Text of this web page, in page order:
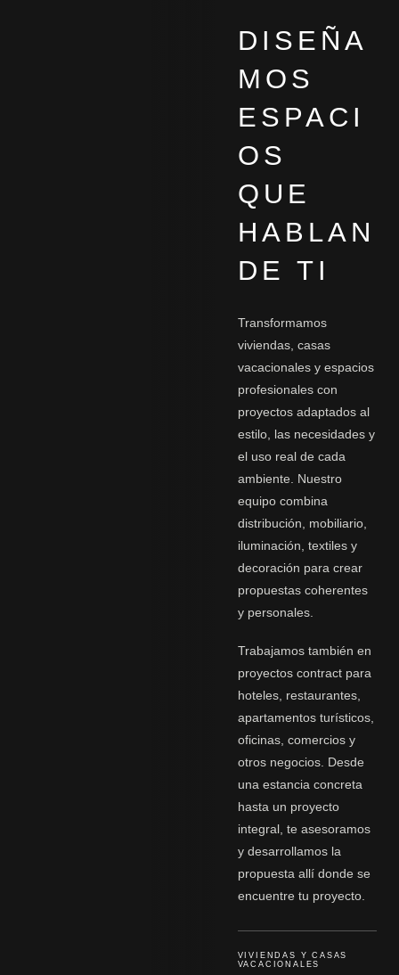
DISEÑA
MOS
ESPACI
OS
QUE
HABLAN
DE TI
Transformamos
viviendas, casas
vacacionales y espacios
profesionales con
proyectos adaptados al
estilo, las necesidades y
el uso real de cada
ambiente. Nuestro
equipo combina
distribución, mobiliario,
iluminación, textiles y
decoración para crear
propuestas coherentes
y personales.
Trabajamos también en
proyectos contract para
hoteles, restaurantes,
apartamentos turísticos,
oficinas, comercios y
otros negocios. Desde
una estancia concreta
hasta un proyecto
integral, te asesoramos
y desarrollamos la
propuesta allí donde se
encuentre tu proyecto.
VIVIENDAS Y CASAS
VACACIONALES